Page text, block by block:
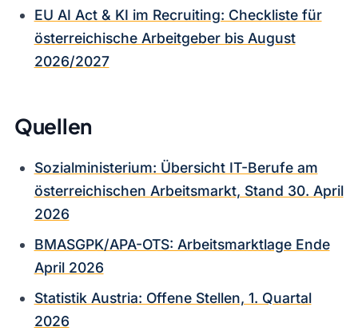
EU AI Act & KI im Recruiting: Checkliste für
österreichische Arbeitgeber bis August
2026/2027
Quellen
Sozialministerium: Übersicht IT-Berufe am
österreichischen Arbeitsmarkt, Stand 30. April
2026
BMASGPK/APA-OTS: Arbeitsmarktlage Ende
April 2026
Statistik Austria: Offene Stellen, 1. Quartal
2026